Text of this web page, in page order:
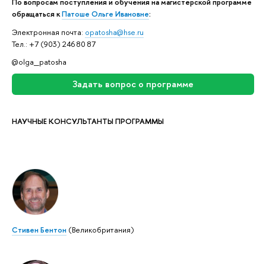
обращаться кПатоше Ольге Ивановне:
Электронная почта: opatosha@hse.ru
Тел.: +7 (903) 246 80 87
@olga_patosha
Задать вопрос о программе
НАУЧНЫЕ КОНСУЛЬТАНТЫ ПРОГРАММЫ
Стивен Бентон (Великобритания)